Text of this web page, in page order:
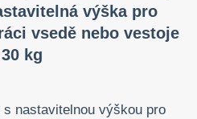
výška pro
vsedě nebo vestoje
kg
nastavitelnou výškou pro